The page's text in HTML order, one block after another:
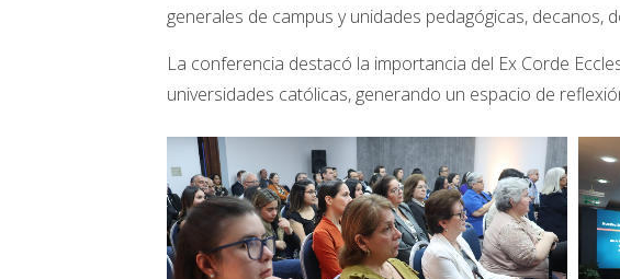
generales de campus y unidades pedagógicas, decanos,
La conferencia destacó la importancia del Ex Corde
universidades católicas, generando un espacio de